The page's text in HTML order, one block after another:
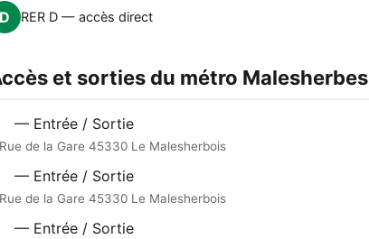
D RER D — accès direct
et sorties du métro Malesherbes
— Entrée / Sortie
de la Gare 45330 Le Malesherbois
— Entrée / Sortie
de la Gare 45330 Le Malesherbois
— Entrée / Sortie